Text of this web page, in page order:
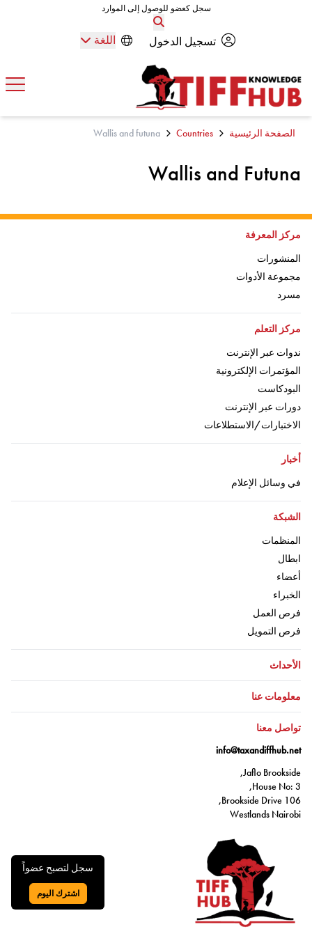
سجل كعضو للوصول إلى الموارد
سجل كعضو للوصول إلى الموارد
تسجيل الدخول اللغة
الصفحة الرئيسية Countries
Wallis and futuna
Wallis and Futuna
اذهب إلى:
مركز المعرفة
المنشورات
مجموعة الأدوات
مسرد
اذهب إلى:
مركز التعلم
ندوات عبر الإنترنت
المؤتمرات الإلكترونية
البودكاست
دورات عبر الإنترنت
الاختبارات/الاستطلاعات
اذهب إلى:
أخبار
في وسائل الإعلام
اذهب إلى:
الشبكة
المنظمات
ابطال
أعضاء
الخبراء
فرص العمل
فرص التمويل
الأحداث
معلومات عنا
اذهب إلى:
تواصل معنا
info@taxandiffhub.net
Jaflo Brookside,
House No: 3,
106 Brookside Drive,
Westlands Nairobi
سجل لتصبح عضواً
اذهب إلى:
اشترك اليوم